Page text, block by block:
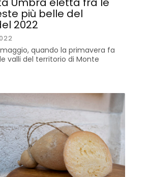
più belle del
2022
quando la primavera fa
valli del territorio di Monte